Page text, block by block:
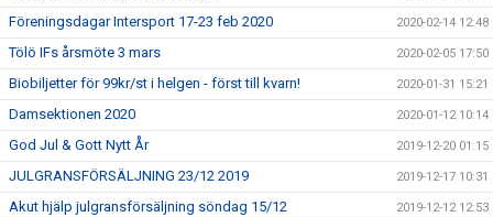
Föreningsdagar Intersport 17-23 feb 2020 2020-02-14 12:48
Tölö IFs årsmöte 3 mars 2020-02-05 17:50
Biobiljetter för 99kr/st i helgen - först till kvarn! 2020-01-31 15:21
Damsektionen 2020 2020-01-12 10:14
God Jul & Gott Nytt År 2019-12-20 01:15
JULGRANSFÖRSÄLJNING 23/12 2019 2019-12-17 10:31
Akut hjälp julgransförsäljning söndag 15/12 2019-12-12 12:53